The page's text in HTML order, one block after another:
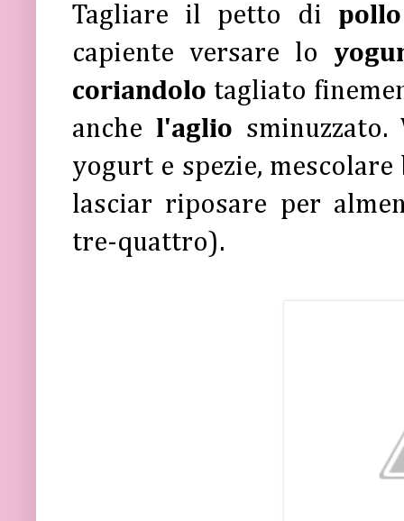
Tagliare il petto di
capiente versare lo
coriandolo tagliato
anche l'aglio
yogurt e spezie,
lasciar riposare per
tre-quattro).